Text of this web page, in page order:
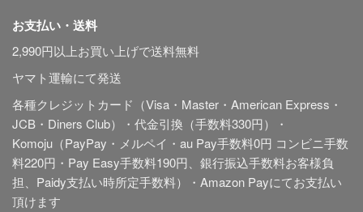
お支払い・送料
2,990円以上お買い上げで送料無料
ヤマト運輸にて発送
各種クレジットカード（Visa・Master・American Express・
JCB・Diners Club）・代金引換（手数料330円）・
Komoju（PayPay・メルペイ・au Pay手数料0円 コンビニ手数
料220円・Pay Easy手数料190円、銀行振込手数料お客様負
担、Paidy支払い時所定手数料）・Amazon Payにてお支払い
頂けます